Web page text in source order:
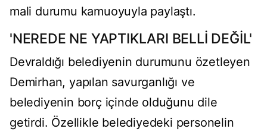
mali durumu kamuoyuyla paylaştı.
'NEREDE NE YAPTIKLARI BELLİ DEĞİL'
Devraldığı belediyenin durumunu özetleyen
Demirhan, yapılan savurganlığı ve
belediyenin borç içinde olduğunu dile
getirdi. Özellikle belediyedeki personelin